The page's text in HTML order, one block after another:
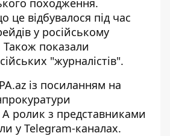
це відбувалося під час
у російському
Також показали
"журналістів".
із посиланням на
ролик з представниками
у Telegram-каналах.